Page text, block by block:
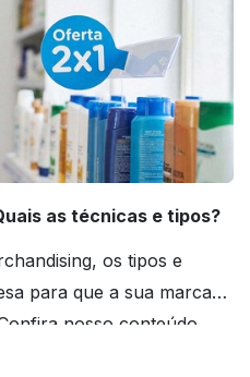
as técnicas e tipos?
os tipos e
para que a sua marca
nosso conteúdo